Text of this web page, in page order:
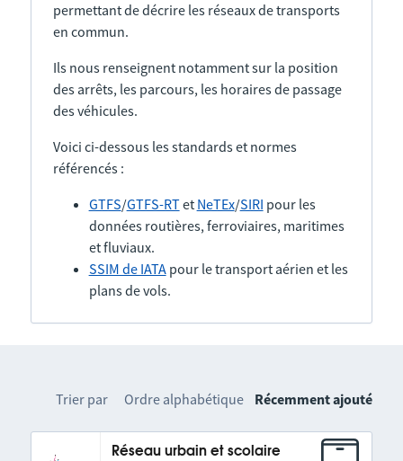
permettant de décrire les réseaux de transports
en commun.
Ils nous renseignent notamment sur la position
des arrêts, les parcours, les horaires de passage
des véhicules.
Voici ci-dessous les standards et normes
référencés :
GTFS/GTFS-RTet NeTEx/SIRI pour les
données routières, ferroviaires, maritimes
et fluviaux.
SSIM de IATApour le transport aérien et les
plans de vols.
Trier par Ordre alphabétique Récemment ajouté
Réseau urbain et scolaire